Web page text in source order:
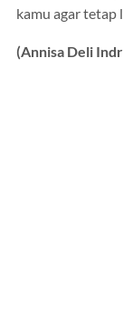
kamu agar tetap
(Annisa Deli